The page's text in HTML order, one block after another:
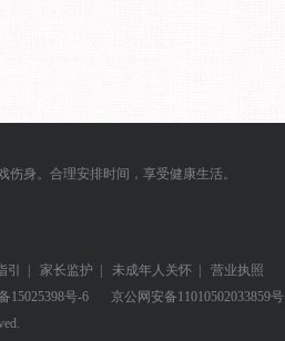
伤身。合理安排时间，享受健康生活。
引 | 家长监护 | 未成年人关怀 |
营业执照
15025398号-6 京公网安备11010502033859号